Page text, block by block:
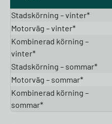
Stadskörning – vinter*
Motorväg – vinter*
Kombinerad körning –
vinter*
Stadskörning – sommar*
Motorväg – sommar*
Kombinerad körning –
sommar*